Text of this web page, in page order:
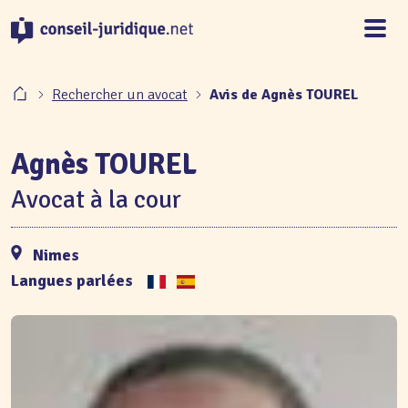
Rechercher un avocat Avis de Agnès TOUREL
Agnès TOUREL
Avocat à la cour
Nimes
Langues parlées